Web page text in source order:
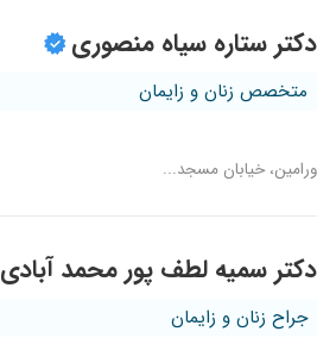
دکتر ستاره سیاه منصوری
متخصص زنان و زایمان
ورامین، خیابان مسجد...
دکتر سمیه لطف پور محمد آبادی
جراح زنان و زایمان